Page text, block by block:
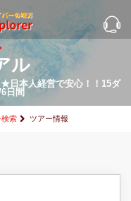
ル
日本人経営で安心！！15ダ
日間
検索 ツアー情報